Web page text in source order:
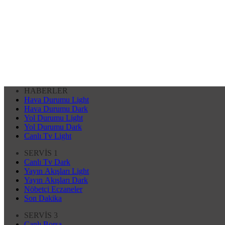
HABERLER
Hava Durumu Light
Hava Durumu Dark
Yol Durumu Light
Yol Durumu Dark
Canlı Tv Light
SERVİS 1
Canlı Tv Dark
Yayın Akışları Light
Yayın Akışları Dark
Nöbetçi Eczaneler
Son Dakika
SERVİS 3